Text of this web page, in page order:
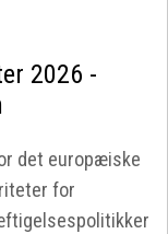
2026 -
det europæiske
for